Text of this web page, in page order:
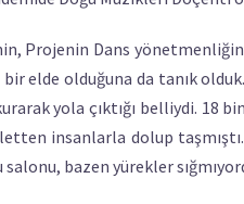
Projenin Dans
bir elde olduğuna da tanık
yola çıktığı belliydi. 18
insanlarla dolup taşmıştı.
bazen yürekler